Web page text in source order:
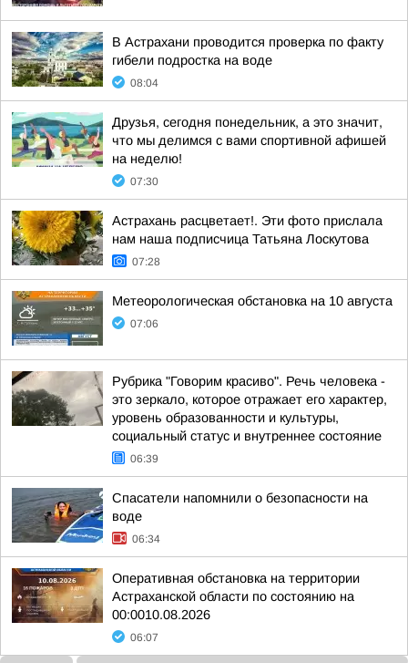
В Астрахани проводится проверка по факту
гибели подростка на воде
08:04
Друзья, сегодня понедельник, а это значит,
что мы делимся с вами спортивной афишей
на неделю!
07:30
Астрахань расцветает!. Эти фото прислала
нам наша подписчица Татьяна Лоскутова
07:28
Метеорологическая обстановка на 10 августа
07:06
Рубрика "Говорим красиво". Речь человека -
это зеркало, которое отражает его характер,
уровень образованности и культуры,
социальный статус и внутреннее состояние
06:39
Спасатели напомнили о безопасности на
воде
06:34
Оперативная обстановка на территории
Астраханской области по состоянию на
00:0010.08.2026
06:07